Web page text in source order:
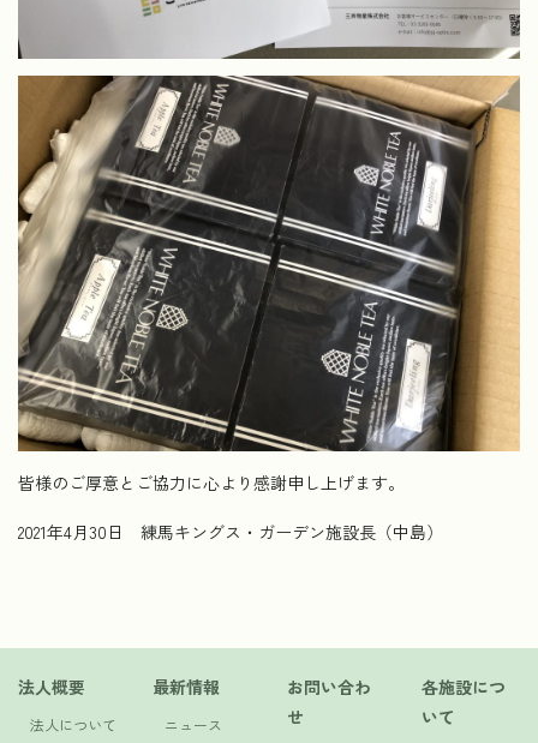
皆様のご厚意とご協力に心より感謝申し上げます。
2021年4月30日 練馬キングス・ガーデン施設長（中島）
法人概要
法人について
最新情報
ニュース
お問い合わ
せ
各施設につ
いて